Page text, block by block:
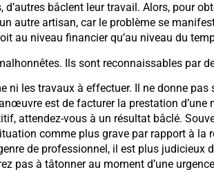
bâclent leur travail. Alors, pour
autre artisan, car le problème se
au niveau financier qu’au niveau du
Ils sont reconnaissables par
ni les travaux à effectuer. Il ne donne
est de facturer la prestation d’une
attendez-vous à un résultat bâclé.
comme plus grave par rapport à la
de professionnel, il est plus judicieux
pas à tâtonner au moment d’une